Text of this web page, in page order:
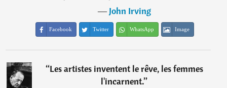
―John Irving
Facebook Twitter WhatsApp Image
“Les artistes inventent le rêve, les femmes
l'incarnent.”